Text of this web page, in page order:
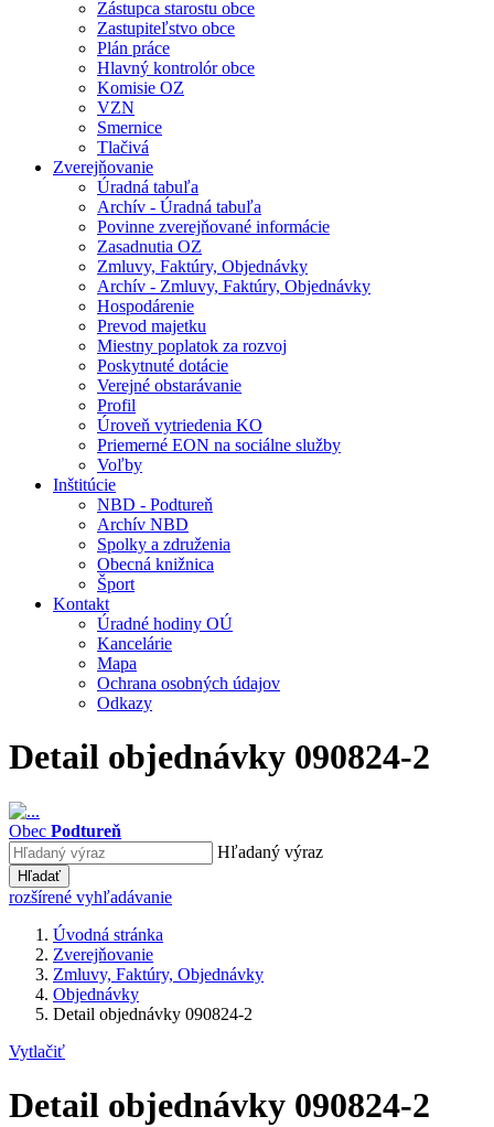
Zástupca starostu obce
Zastupiteľstvo obce
Plán práce
Hlavný kontrolór obce
Komisie OZ
VZN
Smernice
Tlačivá
Zverejňovanie
Úradná tabuľa
Archív - Úradná tabuľa
Povinne zverejňované informácie
Zasadnutia OZ
Zmluvy, Faktúry, Objednávky
Archív - Zmluvy, Faktúry, Objednávky
Hospodárenie
Prevod majetku
Miestny poplatok za rozvoj
Poskytnuté dotácie
Verejné obstarávanie
Profil
Úroveň vytriedenia KO
Priemerné EON na sociálne služby
Voľby
Inštitúcie
NBD - Podtureň
Archív NBD
Spolky a združenia
Obecná knižnica
Šport
Kontakt
Úradné hodiny OÚ
Kancelárie
Mapa
Ochrana osobných údajov
Odkazy
Detail objednávky 090824-2
Obec Podtureň
Hľadaný výraz
Hľadať
rozšírené vyhľadávanie
Úvodná stránka
Zverejňovanie
Zmluvy, Faktúry, Objednávky
Objednávky
Detail objednávky 090824-2
Vytlačiť
Detail objednávky 090824-2